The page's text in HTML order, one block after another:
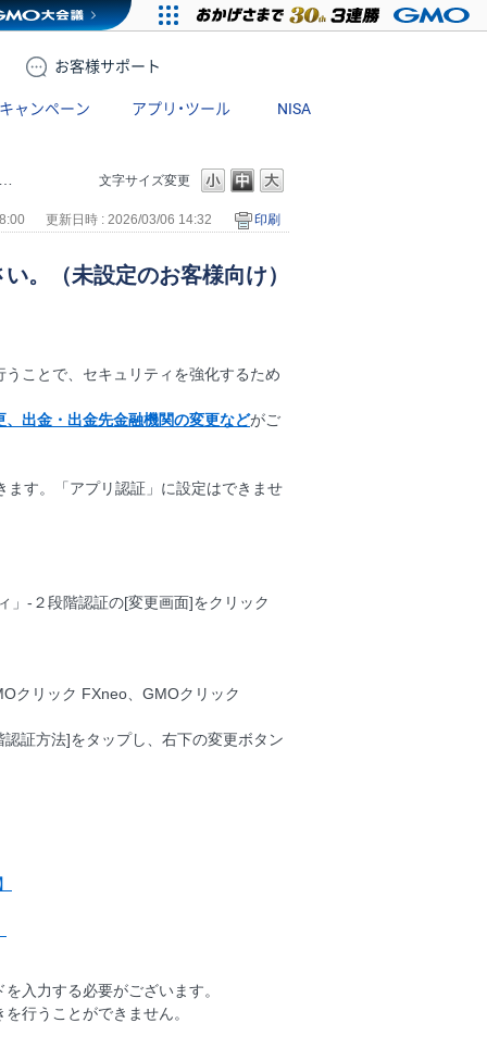
お客様サポート
キャンペーン アプリ・ツール NISA
文字サイズ変更
更新日時 : 2026/03/06 14:32 印刷
。（未設定のお客様向け）
ことで、セキュリティを強化するため
出金・出金先金融機関の変更などがご
す。「アプリ認証」に設定はできませ
」-２段階認証の[変更画面]をクリック
クリック FXneo、GMOクリック
証方法]をタップし、右下の変更ボタン
入力する必要がございます。
行うことができません。